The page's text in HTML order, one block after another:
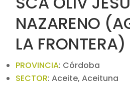
NAZARENO
LA FRONTERA)
PROVINCIA: Córdoba
SECTOR: Aceite, Aceituna